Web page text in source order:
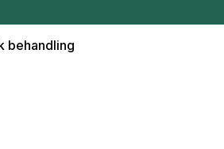
behandling